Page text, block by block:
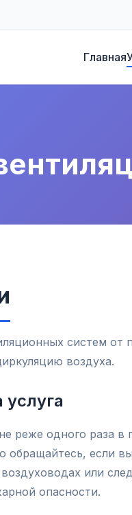
Главная
систем от
воздуха.
услуга
реже одного раза
обращайтесь, если
или
опасности.